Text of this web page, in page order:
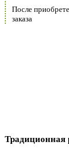
После
заказа
Традиционная